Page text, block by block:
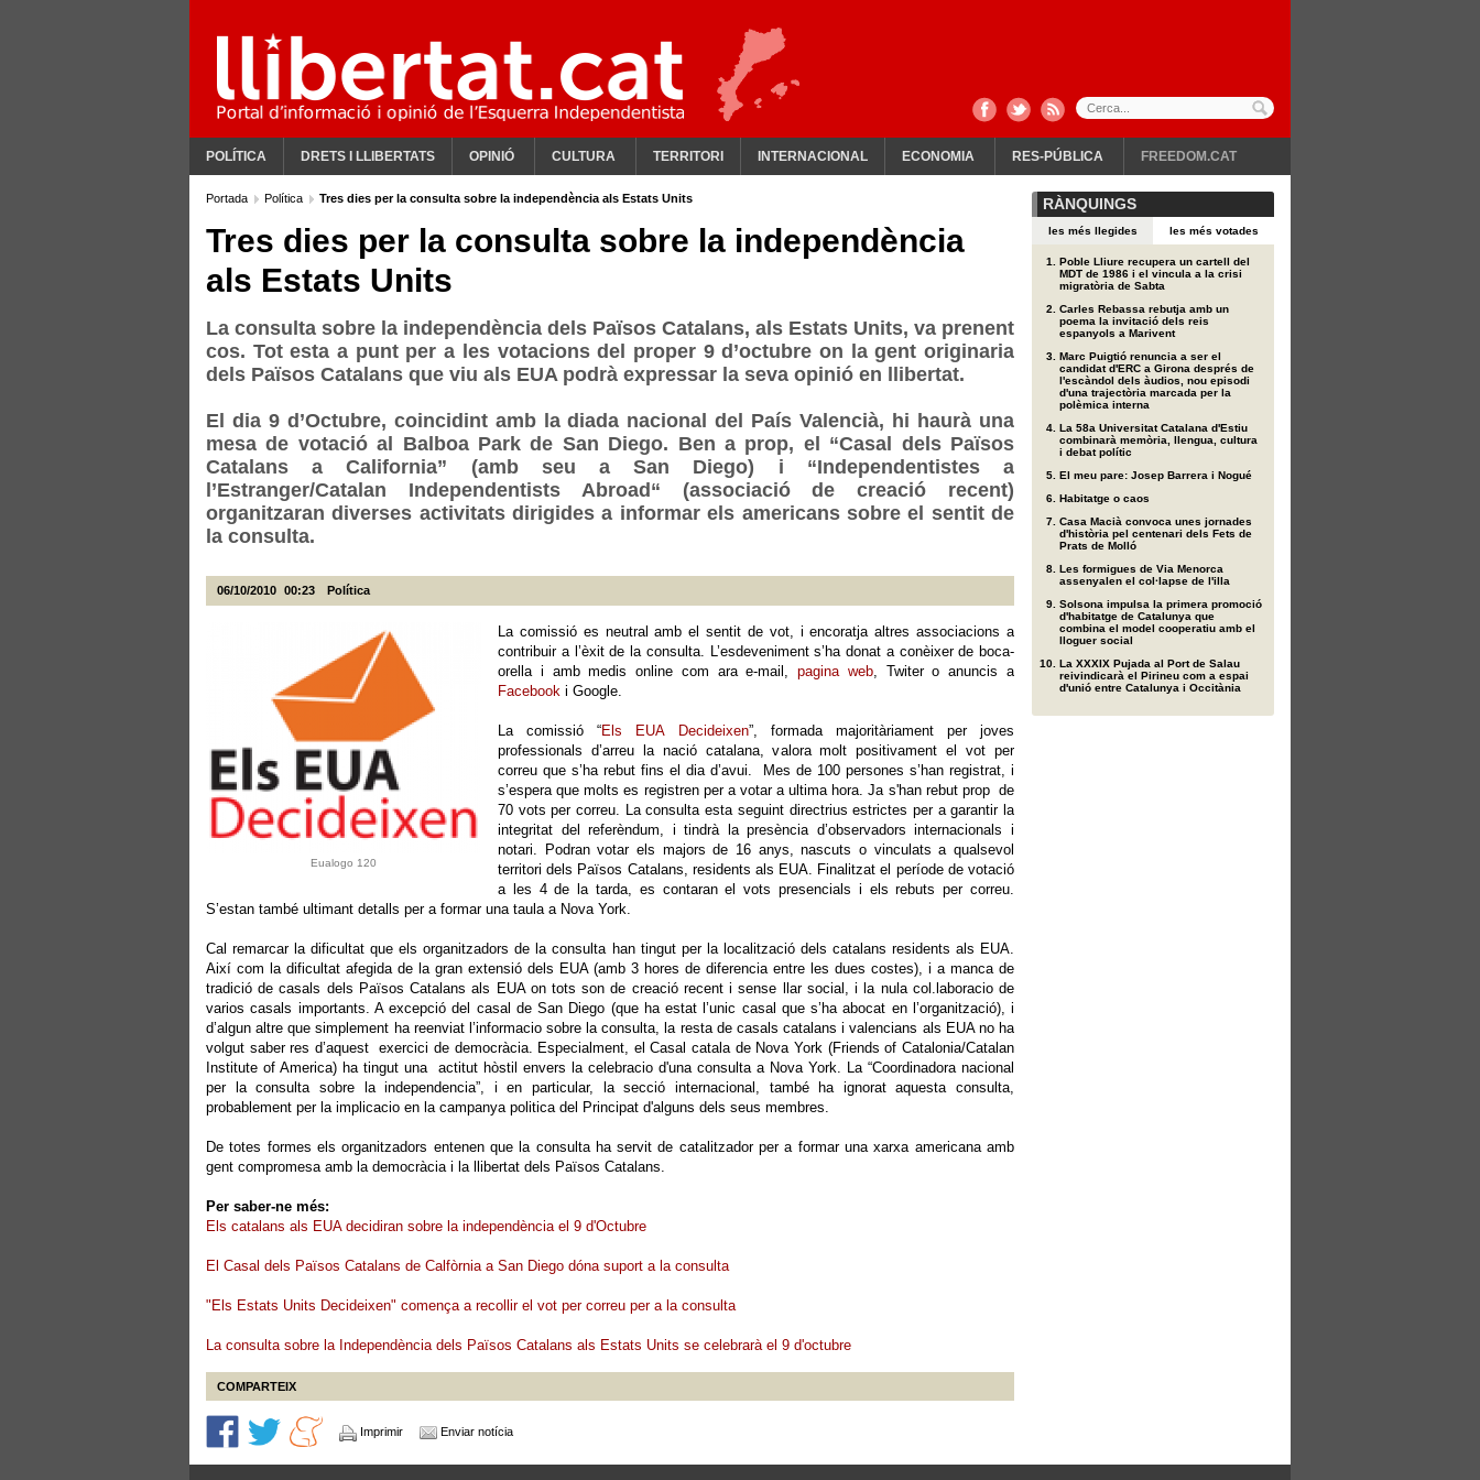
POLÍTICA DRETS I LLIBERTATS OPINIÓ CULTURA TERRITORI INTERNACIONAL ECONOMIA RES-PÚBLICA FREEDOM.CAT
Portada Política Tres dies per la consulta sobre la independència als Estats Units
Tres dies per la consulta sobre la independència
als Estats Units
La consulta sobre la independència dels Països Catalans, als Estats Units, va prenent
cos. Tot esta a punt per a les votacions del proper 9 d’octubre on la gent originaria
dels Països Catalans que viu als EUA podrà expressar la seva opinió en llibertat.
El dia 9 d’Octubre, coincidint amb la diada nacional del País Valencià, hi haurà una
mesa de votació al Balboa Park de San Diego. Ben a prop, el “Casal dels Països
Catalans a California” (amb seu a San Diego) i “Independentistes a
l’Estranger/Catalan Independentists Abroad“ (associació de creació recent)
organitzaran diverses activitats dirigides a informar els americans sobre el sentit de
la consulta.
06/10/2010 00:23 Política
Eualogo 120
La comissió es neutral amb el sentit de vot, i encoratja altres associacions a
contribuir a l’èxit de la consulta. L’esdeveniment s’ha donat a conèixer de boca-
orella i amb medis online com ara e-mail,pagina web, Twiter o anuncis a
Facebook i Google.
La comissió “Els EUA Decideixen”, formada majoritàriament per joves
professionals d’arreu la nació catalana, valora molt positivament el vot per
correu que s’ha rebut fins el dia d’avui. Mes de 100 persones s’han registrat, i
s’espera que molts es registren per a votar a ultima hora. Ja s'han rebut prop de
70 vots per correu. La consulta esta seguint directrius estrictes per a garantir la
integritat del referèndum, i tindrà la presència d’observadors internacionals i
notari. Podran votar els majors de 16 anys, nascuts o vinculats a qualsevol
territori dels Països Catalans, residents als EUA. Finalitzat el període de votació
a les 4 de la tarda, es contaran el vots presencials i els rebuts per correu.
S’estan també ultimant detalls per a formar una taula a Nova York.
Cal remarcar la dificultat que els organitzadors de la consulta han tingut per la localització dels catalans residents als EUA.
Així com la dificultat afegida de la gran extensió dels EUA (amb 3 hores de diferencia entre les dues costes), i a manca de
tradició de casals dels Països Catalans als EUA on tots son de creació recent i sense llar social, i la nula col.laboracio de
varios casals importants. A excepció del casal de San Diego (que ha estat l’unic casal que s’ha abocat en l’organització), i
d’algun altre que simplement ha reenviat l’informacio sobre la consulta, la resta de casals catalans i valencians als EUA no ha
volgut saber res d’aquest exercici de democràcia. Especialment, el Casal catala de Nova York (Friends of Catalonia/Catalan
Institute of America) ha tingut una actitut hòstil envers la celebracio d'una consulta a Nova York. La “Coordinadora nacional
per la consulta sobre la independencia”, i en particular, la secció internacional, també ha ignorat aquesta consulta,
probablement per la implicacio en la campanya politica del Principat d'alguns dels seus membres.
De totes formes els organitzadors entenen que la consulta ha servit de catalitzador per a formar una xarxa americana amb
gent compromesa amb la democràcia i la llibertat dels Països Catalans.
Per saber-ne més:
Els catalans als EUA decidiran sobre la independència el 9 d'Octubre
El Casal dels Països Catalans de Calfòrnia a San Diego dóna suport a la consulta
"Els Estats Units Decideixen" comença a recollir el vot per correu per a la consulta
La consulta sobre la Independència dels Països Catalans als Estats Units se celebrarà el 9 d'octubre
COMPARTEIX
Imprimir Enviar notícia
RÀNQUINGS
les més llegides les més votades
Poble Lliure recupera un cartell del
MDT de 1986 i el vincula a la crisi
migratòria de Sabta
Carles Rebassa rebutja amb un
poema la invitació dels reis
espanyols a Marivent
Marc Puigtió renuncia a ser el
candidat d'ERC a Girona després de
l'escàndol dels àudios, nou episodi
d'una trajectòria marcada per la
polèmica interna
La 58a Universitat Catalana d'Estiu
combinarà memòria, llengua, cultura
i debat polític
El meu pare: Josep Barrera i Nogué
Habitatge o caos
Casa Macià convoca unes jornades
d'història pel centenari dels Fets de
Prats de Molló
Les formigues de Via Menorca
assenyalen el col·lapse de l'illa
Solsona impulsa la primera promoció
d'habitatge de Catalunya que
combina el model cooperatiu amb el
lloguer social
La XXXIX Pujada al Port de Salau
reivindicarà el Pirineu com a espai
d'unió entre Catalunya i Occitània